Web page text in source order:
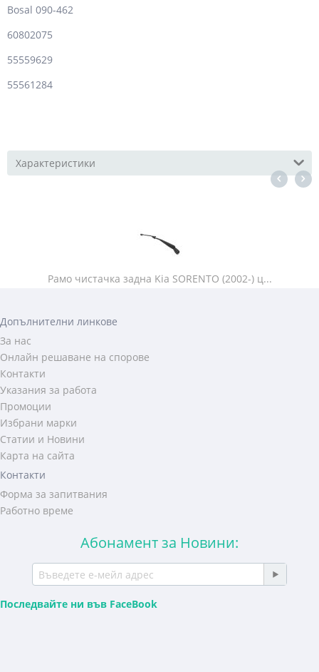
Bosal 090-462
60802075
55559629
55561284
Характеристики
Рамо чистачка задна Kia SORENTO (2002-) ц...
Допълнителни линкове
За нас
Онлайн решаване на спорове
Контакти
Указания за работа
Промоции
Избрани марки
Статии и Новини
Карта на сайта
Контакти
Форма за запитвания
Работно време
Абонамент за Новини:
Последвайте ни във FaceBook